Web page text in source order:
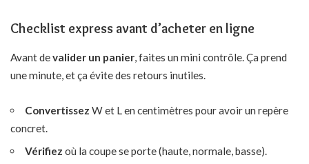
Checklist express avant d’acheter en ligne
Avant devalider un panier, faites un mini contrôle. Ça prend
une minute, et ça évite des retours inutiles.
Convertissez W et L en centimètres pour avoir un repère
concret.
Vérifiez où la coupe se porte (haute, normale, basse).